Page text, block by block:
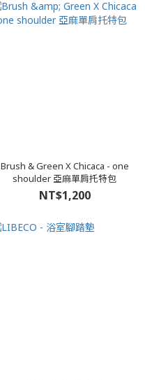
Brush & Green X Chicaca - one
shoulder 亞麻單肩托特包
NT$1,200